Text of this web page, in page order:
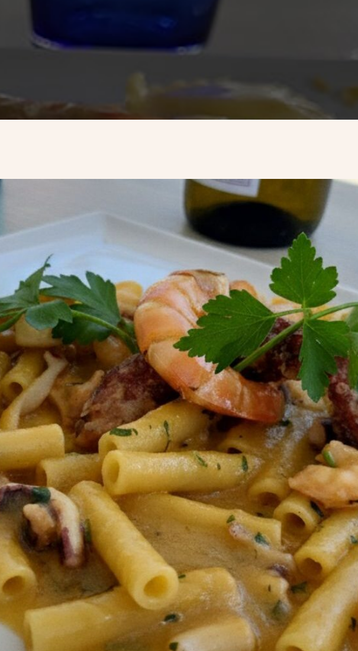
Prenota un Tavolo
Ricorda che il Sabato l'ultima prenotazione
disponibile è alle ore 20.15 dalle 20.15 nessun
tavolo è a disposizione per prenotazioni.
Nome
Numero di Persone
Numero di Cellulare
E-Mail
Data